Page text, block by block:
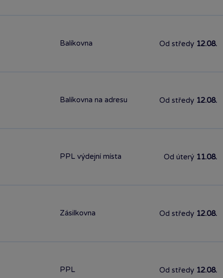
Balíkovna Od středy 12.08.
Balíkovna na adresu Od středy 12.08.
PPL výdejní místa Od úterý 11.08.
Zásilkovna Od středy 12.08.
PPL Od středy 12.08.